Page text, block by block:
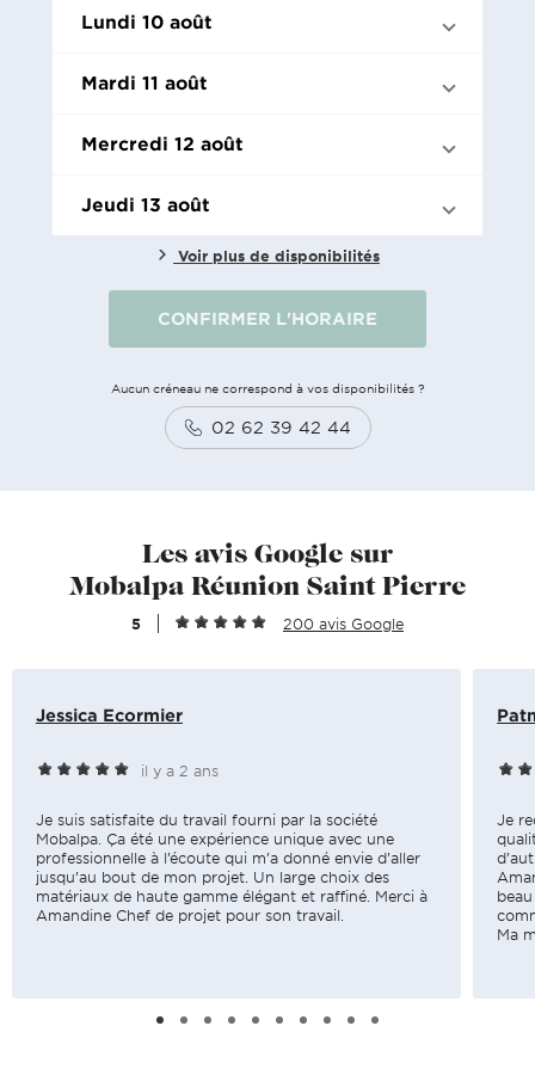
Lundi 10 août
Mardi 11 août
Mercredi 12 août
Jeudi 13 août
Voir plus de disponibilités
CONFIRMER L'HORAIRE
Aucun créneau ne correspond à vos disponibilités ?
02 62 39 42 44
Les avis Google sur
Mobalpa Réunion Saint Pierre
5 200 avis Google
Jessica Ecormier
il y a 2 ans
Je suis satisfaite du travail fourni par la société
Mobalpa. Ça été une expérience unique avec une
professionnelle à l’écoute qui m’a donné envie d’aller
jusqu’au bout de mon projet. Un large choix des
matériaux de haute gamme élégant et raffiné. Merci à
Amandine Chef de projet pour son travail.
Je
Ma